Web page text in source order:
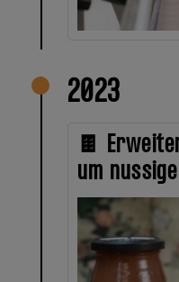
2023
🍫
um